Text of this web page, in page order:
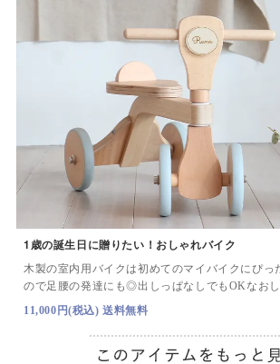
1歳の誕生日に贈りたい！おしゃれバイク
木製の室内用バイクは初めてのマイバイクにぴっ
ので足腰の発達にも◎出しっぱなしでもOKなお
11,000円(税込) 送料無料